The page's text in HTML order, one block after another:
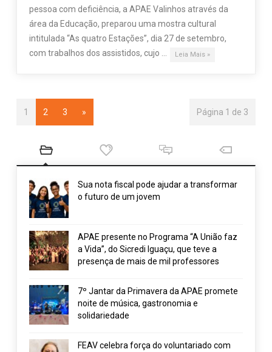
pessoa com deficiência, a APAE Valinhos através da
área da Educação, preparou uma mostra cultural
intitulada “As quatro Estações”, dia 27 de setembro,
com trabalhos dos assistidos, cujo …
Leia Mais »
Página 1 de 3
1 2 3 »
Sua nota fiscal pode ajudar a transformar
o futuro de um jovem
APAE presente no Programa “A União faz
a Vida”, do Sicredi Iguaçu, que teve a
presença de mais de mil professores
7º Jantar da Primavera da APAE promete
noite de música, gastronomia e
solidariedade
FEAV celebra força do voluntariado com